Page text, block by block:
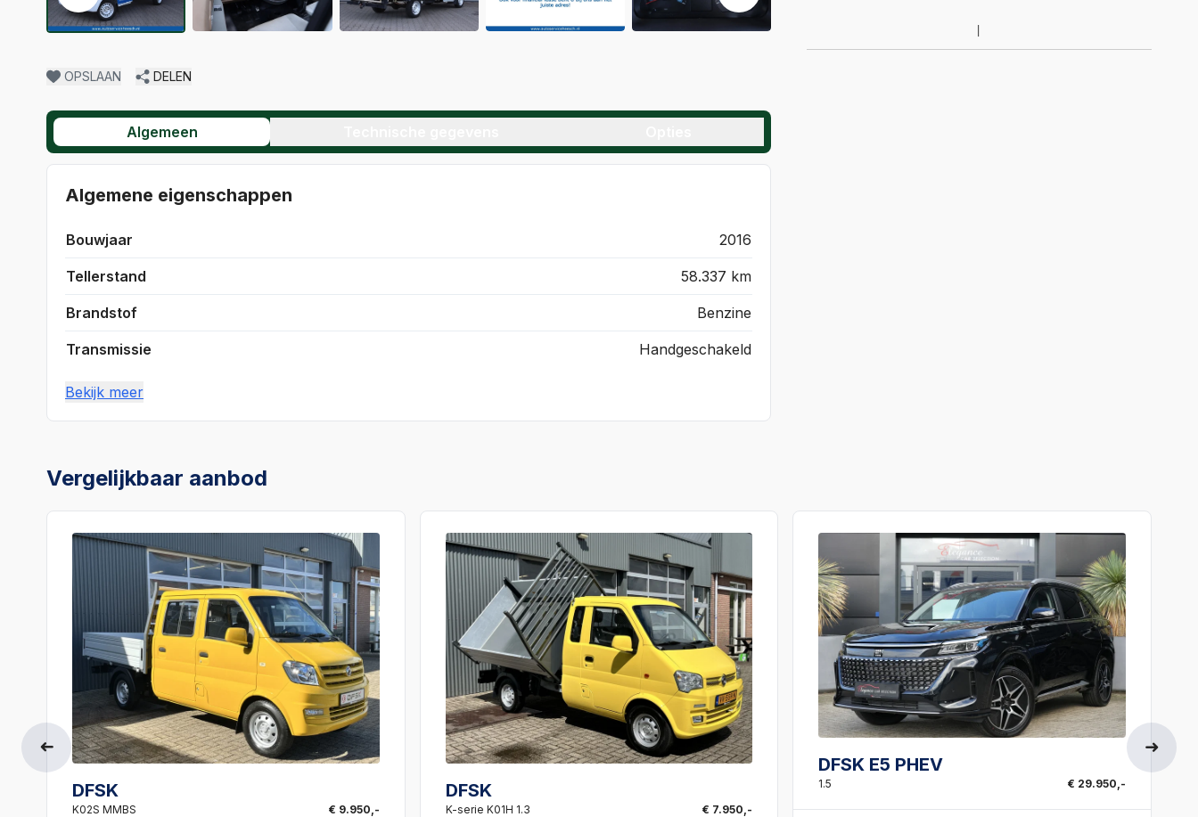
OPSLAAN DELEN
Algemeen
Algemene eigenschappen
Bouwjaar 2016
Tellerstand 58.337 km
Brandstof Benzine
Transmissie Handgeschakeld
Bekijk meer
Vergelijkbaar aanbod
DFSK
K02S MMBS € 9.950,-
DFSK
K-serie K01H 1.3 € 7.950,-
DFSK E5 PHEV
1.5 € 29.950,-